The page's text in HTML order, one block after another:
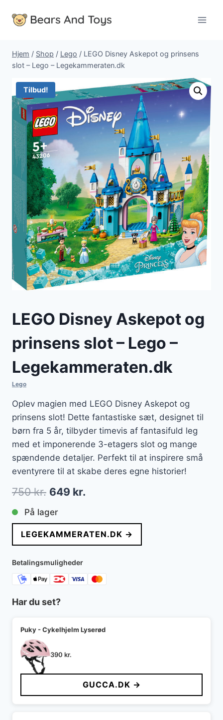
Hjem / Shop / Lego / LEGO Disney Askepot og prinsens
slot – Lego – Legekammeraten.dk
Tilbud!
LEGO Disney Askepot og
prinsens slot – Lego –
Legekammeraten.dk
Lego
Oplev magien med LEGO Disney Askepot og
prinsens slot! Dette fantastiske sæt, designet til
børn fra 5 år, tilbyder timevis af fantasifuld leg
med et imponerende 3-etagers slot og mange
spændende detaljer. Perfekt til at inspirere små
eventyrere til at skabe deres egne historier!
750kr. Den
oprindelige
pris
var:
750 kr..
649 kr.
pris
er:
På lager
LEGEKAMMERATEN.DK →
Betalingsmuligheder
Har du set?
Puky - Cykelhjelm Lyserød
390 kr.
GUCCA.DK →